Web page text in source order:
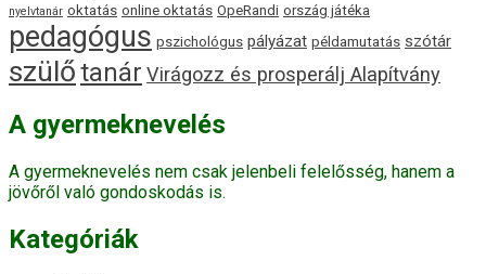
nyelvtanár oktatás online oktatás OpeRandi ország játéka
pedagógus pszichológus pályázat példamutatás szótár
szülőtanár Virágozz és prosperálj Alapítvány
A gyermeknevelés
A gyermeknevelés nem csak jelenbeli felelősség, hanem a
jövőről való gondoskodás is.
Kategóriák